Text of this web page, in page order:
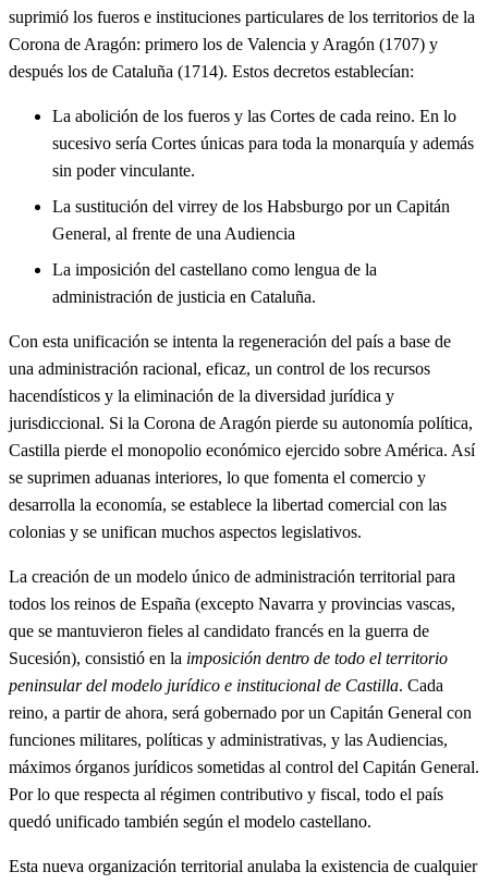
suprimió los fueros e instituciones particulares de los territorios de la
Corona de Aragón: primero los de Valencia y Aragón (1707) y
después los de Cataluña (1714). Estos decretos establecían:
La abolición de los fueros y las Cortes de cada reino. En lo
sucesivo sería Cortes únicas para toda la monarquía y además
sin poder vinculante.
La sustitución del virrey de los Habsburgo por un Capitán
General, al frente de una Audiencia
La imposición del castellano como lengua de la
administración de justicia en Cataluña.
Con esta unificación se intenta la regeneración del país a base de
una administración racional, eficaz, un control de los recursos
hacendísticos y la eliminación de la diversidad jurídica y
jurisdiccional. Si la Corona de Aragón pierde su autonomía política,
Castilla pierde el monopolio económico ejercido sobre América. Así
se suprimen aduanas interiores, lo que fomenta el comercio y
desarrolla la economía, se establece la libertad comercial con las
colonias y se unifican muchos aspectos legislativos.
La creación de un modelo único de administración territorial para
todos los reinos de España (excepto Navarra y provincias vascas,
que se mantuvieron fieles al candidato francés en la guerra de
Sucesión), consistió en la imposición dentro de todo el territorio
peninsular del modelo jurídico e institucional de Castilla. Cada
reino, a partir de ahora, será gobernado por un Capitán General con
funciones militares, políticas y administrativas, y las Audiencias,
máximos órganos jurídicos sometidas al control del Capitán General.
Por lo que respecta al régimen contributivo y fiscal, todo el país
quedó unificado también según el modelo castellano.
Esta nueva organización territorial anulaba la existencia de cualquier